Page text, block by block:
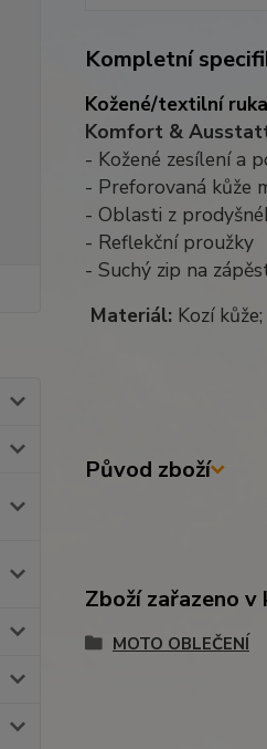
Kompletní
Kožené/textilní
Komfort &
- Kožené zesílení a
- Preforovaná kůže
- Oblasti z
- Reflekční proužky
- Suchý zip na
Materiál: Kozí
Původ zboží
Zboží zařazeno
MOTO OBLEČENÍ